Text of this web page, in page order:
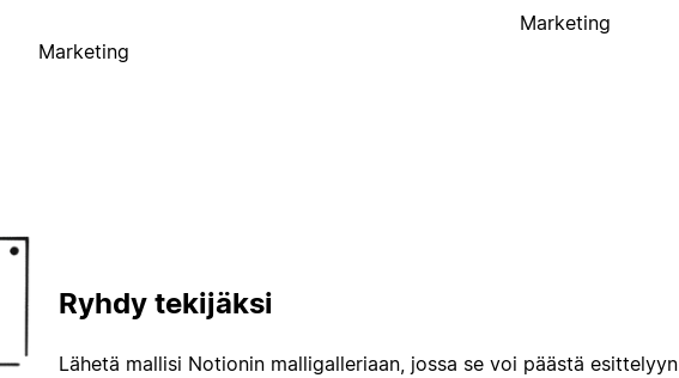
Marketing
Marketing
Ryhdy tekijäksi
Lähetä mallisi Notionin malligalleriaan, jossa se voi päästä esittelyyn